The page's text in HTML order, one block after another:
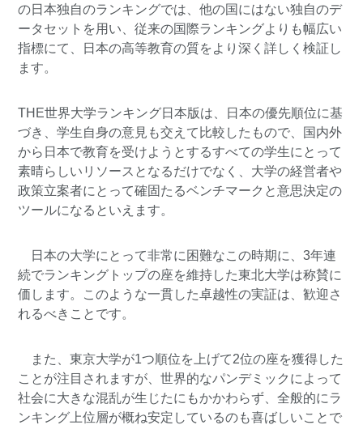
の日本独自のランキングでは、他の国にはない独自のデ
ータセットを用い、従来の国際ランキングよりも幅広い
指標にて、日本の高等教育の質をより深く詳しく検証し
ます。
THE世界大学ランキング日本版は、日本の優先順位に基
づき、学生自身の意見も交えて比較したもので、国内外
から日本で教育を受けようとするすべての学生にとって
素晴らしいリソースとなるだけでなく、大学の経営者や
政策立案者にとって確固たるベンチマークと意思決定の
ツールになるといえます。
日本の大学にとって非常に困難なこの時期に、3年連
続でランキングトップの座を維持した東北大学は称賛に
価します。このような一貫した卓越性の実証は、歓迎さ
れるべきことです。
また、東京大学が1つ順位を上げて2位の座を獲得した
ことが注目されますが、世界的なパンデミックによって
社会に大きな混乱が生じたにもかかわらず、全般的にラ
ンキング上位層が概ね安定しているのも喜ばしいことで